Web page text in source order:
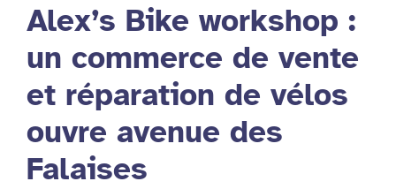
Alex’s Bike workshop :
un commerce de vente
et réparation de vélos
ouvre avenue des
Falaises